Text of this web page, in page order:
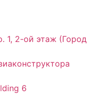
1, 2-ой этаж (Город
6